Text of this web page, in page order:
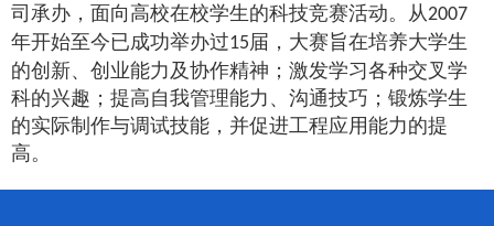
司承办，面向高校在校学生的科技竞赛活动。从2007
年开始至今已成功举办过15届，大赛旨在培养大学生
的创新、创业能力及协作精神；激发学习各种交叉学
科的兴趣；提高自我管理能力、沟通技巧；锻炼学生
的实际制作与调试技能，并促进工程应用能力的提
高。